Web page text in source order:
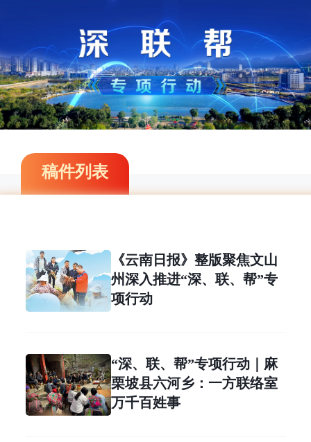
稿件列表
《云南日报》整版聚焦文山
州深入推进“深、联、帮”专
项行动
“深、联、帮”专项行动｜麻
栗坡县六河乡：一方联络室
万千百姓事